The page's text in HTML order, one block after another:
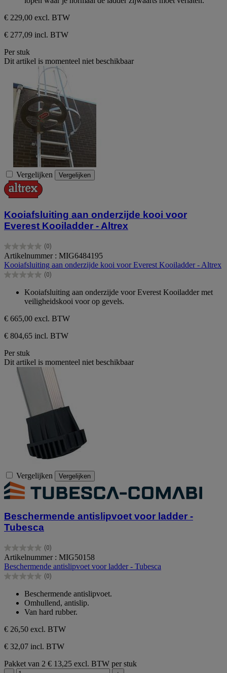
€ 229,00 excl. BTW
€ 277,09 incl. BTW
Per stuk
Dit artikel is momenteel niet beschikbaar
Vergelijken Vergelijken
Kooiafsluiting aan onderzijde kooi voor
Everest Kooiladder - Altrex
(0)
0.0
van
de
5
Artikelnummer : MIG6484195
Kooiafsluiting aan onderzijde kooi voor Everest Kooiladder - Altrex
(0)
0.0
sterren.
Kooiafsluiting aan onderzijde voor Everest Kooiladder met
veiligheidskooi voor op gevels.
€ 665,00 excl. BTW
€ 804,65 incl. BTW
Per stuk
Dit artikel is momenteel niet beschikbaar
Vergelijken Vergelijken
Beschermende antislipvoet voor ladder -
Tubesca
(0)
0.0
van
de
5
Artikelnummer : MIG50158
Beschermende antislipvoet voor ladder - Tubesca
(0)
0.0
sterren.
Beschermende antislipvoet.
Omhullend, antislip.
Van hard rubber.
€ 26,50 excl. BTW
€ 32,07 incl. BTW
Pakket van 2 € 13,25 excl. BTW per stuk